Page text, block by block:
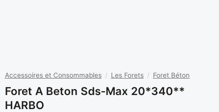
Accessoires et Consommables / Les Forets / Foret Béton
Foret A Beton Sds-Max 20*340**
HARBO